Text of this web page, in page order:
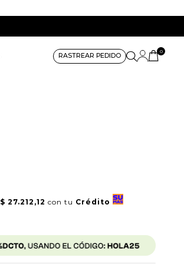
RASTREAR PEDIDO
0
$ 27.212,12 con tu Crédito